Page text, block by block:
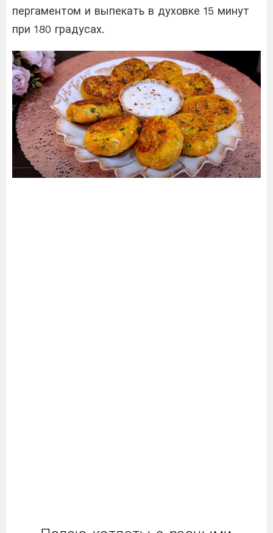
пергаментом и выпекать в духовке 15 минут
при 180 градусах.